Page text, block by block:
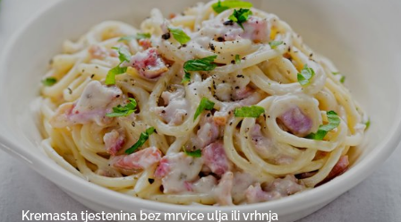
Kremasta tjestenina bez mrvice ulja ili vrhnja